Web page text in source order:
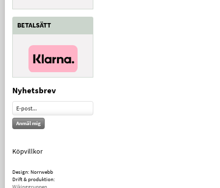
BETALSÄTT
Nyhetsbrev
Anmäl mig
Köpvillkor
Design: Norrwebb
Drift & produktion:
Wikinggruppen